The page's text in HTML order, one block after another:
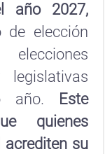
año 2027,
de elección
legislativas
año.
Este
quienes
su